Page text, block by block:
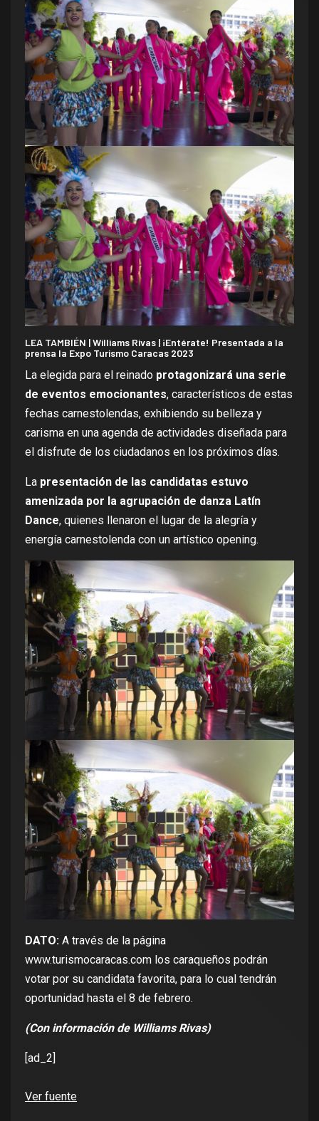
LEA TAMBIÉN |Williams Rivas | ¡Entérate! Presentada a la
prensa la Expo Turismo Caracas 2023
La elegida para el reinado protagonizará una serie
de eventos emocionantes, característicos de estas
fechas carnestolendas, exhibiendo su belleza y
carisma en una agenda de actividades diseñada para
el disfrute de los ciudadanos en los próximos días.
La presentación de las candidatas estuvo
amenizada por la agrupación de danza Latín
Dance, quienes llenaron el lugar de la alegría y
energía carnestolenda con un artístico opening.
DATO: A través de la página
www.turismocaracas.com los caraqueños podrán
votar por su candidata favorita, para lo cual tendrán
oportunidad hasta el 8 de febrero.
(Con información de Williams Rivas)
[ad_2]
Ver fuente